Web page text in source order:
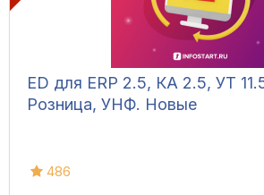
ED для ERP 2.5, КА 2.5, УТ
Розница, УНФ. Новые
486